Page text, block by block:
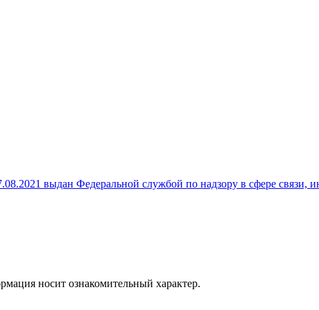
выдан Федеральной службой по надзору в сфере связи,
носит ознакомительный характер.